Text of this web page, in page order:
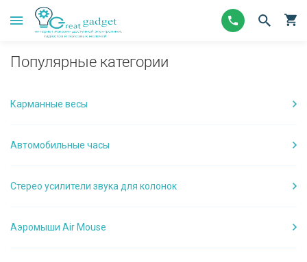
Популярные категории
Карманные весы
Автомобильные часы
Стерео усилители звука для колонок
Аэромыши Air Mouse